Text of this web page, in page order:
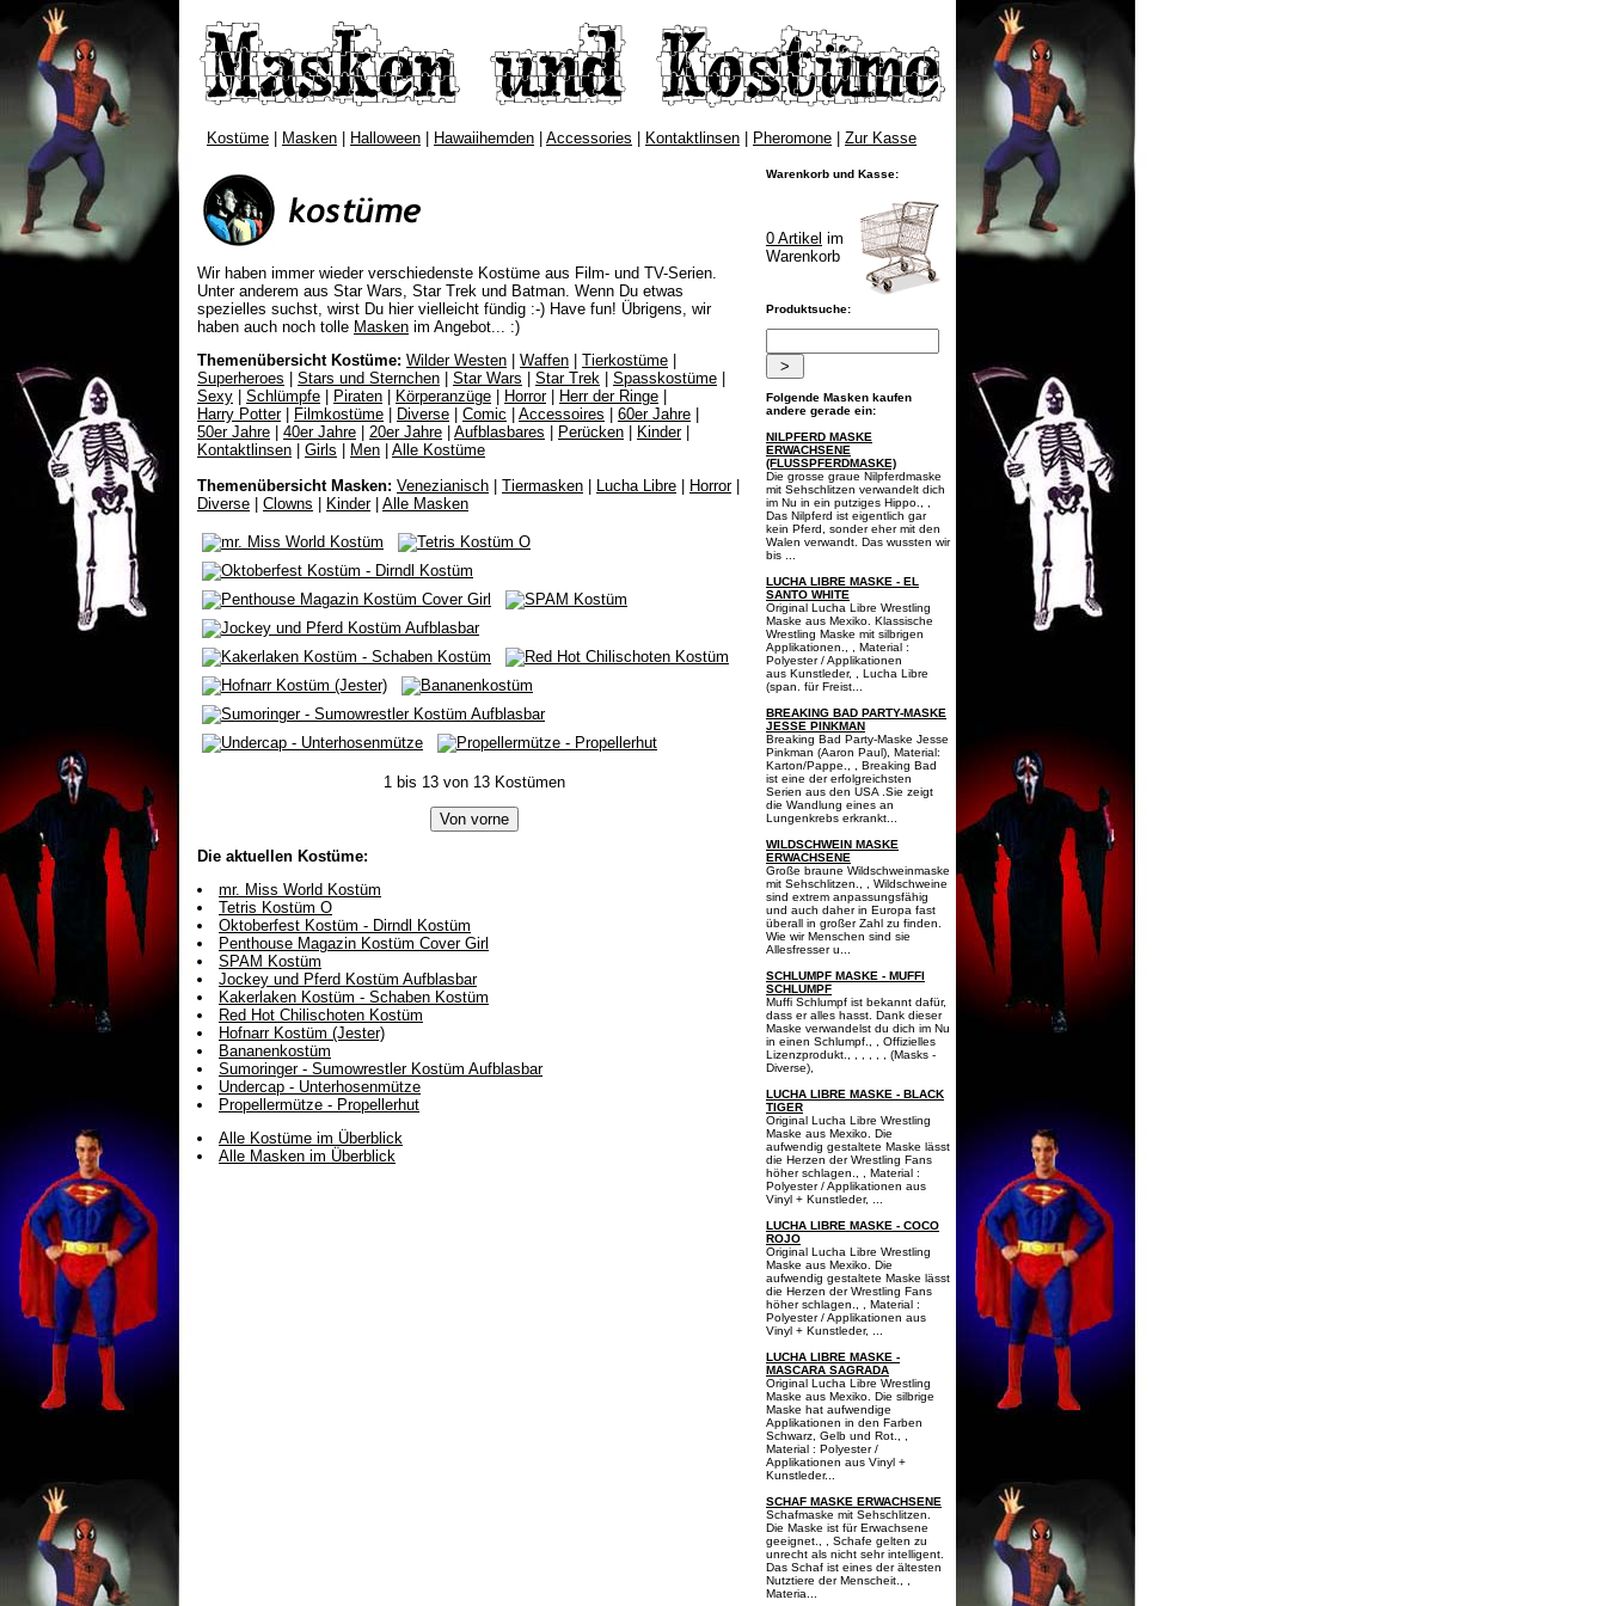
Kostüme Masken Halloween Hawaiihemden Accessories Kontaktlinsen Pheromone Zur Kasse
Wir haben immer wieder verschiedenste Kostüme aus Film- und TV-Serien.
Unter anderem aus Star Wars, Star Trek und Batman. Wenn Du etwas
spezielles suchst, wirst Du hier vielleicht fündig :-) Have fun! Übrigens, wir
haben auch noch tolle Masken im Angebot... :)
Themenübersicht Kostüme: Wilder Westen Waffen Tierkostüme
Superheroes
Stars und Sternchen Star Wars Star Trek Spasskostüme
Sexy
Schlümpfe Piraten Körperanzüge Horror| Herr der Ringe
Harry Potter| Filmkostüme Diverse Comic Accessoires 60er Jahre
50er Jahre
40er Jahre 20er Jahre Aufblasbares Perücken Kinder|
Kontaktlinsen
Girls Men
Alle Kostüme
Themenübersicht Masken: Venezianisch Tiermasken Lucha Libre Horror|
Diverse
Clowns Kinder| Alle Masken
1 bis 13 von 13 Kostümen
Die aktuellen Kostüme:
mr. Miss World Kostüm
Tetris Kostüm O
Oktoberfest Kostüm - Dirndl Kostüm
Penthouse Magazin Kostüm Cover Girl
SPAM Kostüm
Jockey und Pferd Kostüm Aufblasbar
Kakerlaken Kostüm - Schaben Kostüm
Red Hot Chilischoten Kostüm
Hofnarr Kostüm (Jester)
Bananenkostüm
Sumoringer - Sumowrestler Kostüm Aufblasbar
Undercap - Unterhosenmütze
Propellermütze - Propellerhut
Alle Kostüme im Überblick
Alle Masken im Überblick
Warenkorb und Kasse:
0 Artikel im
Warenkorb
Produktsuche:
Folgende Masken kaufen
andere gerade ein:
NILPFERD MASKE
ERWACHSENE
(FLUSSPFERDMASKE)
Die grosse graue Nilpferdmaske
mit Sehschlitzen verwandelt dich
im Nu in ein putziges Hippo., ,
Das Nilpferd ist eigentlich gar
kein Pferd, sonder eher mit den
Walen verwandt. Das wussten wir
bis ...
LUCHA LIBRE MASKE - EL
SANTO WHITE
Original Lucha Libre Wrestling
Maske aus Mexiko. Klassische
Wrestling Maske mit silbrigen
Applikationen., , Material :
Polyester / Applikationen
aus Kunstleder, , Lucha Libre
(span. für Freist...
BREAKING BAD PARTY-MASKE
JESSE PINKMAN
Breaking Bad Party-Maske Jesse
Pinkman (Aaron Paul), Material:
Karton/Pappe., , Breaking Bad
ist eine der erfolgreichsten
Serien aus den USA .Sie zeigt
die Wandlung eines an
Lungenkrebs erkrankt...
WILDSCHWEIN MASKE
ERWACHSENE
Große braune Wildschweinmaske
mit Sehschlitzen., , Wildschweine
sind extrem anpassungsfähig
und auch daher in Europa fast
überall in großer Zahl zu finden.
Wie wir Menschen sind sie
Allesfresser u...
SCHLUMPF MASKE - MUFFI
SCHLUMPF
Muffi Schlumpf ist bekannt dafür,
dass er alles hasst. Dank dieser
Maske verwandelst du dich im Nu
in einen Schlumpf., , Offizielles
Lizenzprodukt., , , , , , (Masks -
Diverse),
LUCHA LIBRE MASKE - BLACK
TIGER
Original Lucha Libre Wrestling
Maske aus Mexiko. Die
aufwendig gestaltete Maske lässt
die Herzen der Wrestling Fans
höher schlagen., , Material :
Polyester / Applikationen aus
Vinyl + Kunstleder, ...
LUCHA LIBRE MASKE - COCO
ROJO
Original Lucha Libre Wrestling
Maske aus Mexiko. Die
aufwendig gestaltete Maske lässt
die Herzen der Wrestling Fans
höher schlagen., , Material :
Polyester / Applikationen aus
Vinyl + Kunstleder, ...
LUCHA LIBRE MASKE -
MASCARA SAGRADA
Original Lucha Libre Wrestling
Maske aus Mexiko. Die silbrige
Maske hat aufwendige
Applikationen in den Farben
Schwarz, Gelb und Rot., ,
Material : Polyester /
Applikationen aus Vinyl +
Kunstleder...
SCHAF MASKE ERWACHSENE
Schafmaske mit Sehschlitzen.
Die Maske ist für Erwachsene
geeignet., , Schafe gelten zu
unrecht als nicht sehr intelligent.
Das Schaf ist eines der ältesten
Nutztiere der Menscheit., ,
Materia...